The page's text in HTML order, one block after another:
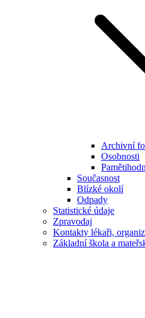
Archivní
Osobnosti
Současnost
Blízké okolí
Odpady
Statistické údaje
Zpravodaj
Kontakty lékaři,
Základní škola a